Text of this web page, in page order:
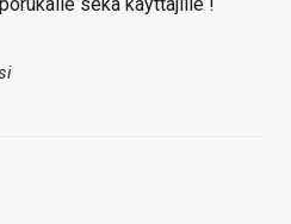
sekä käyttäjille !